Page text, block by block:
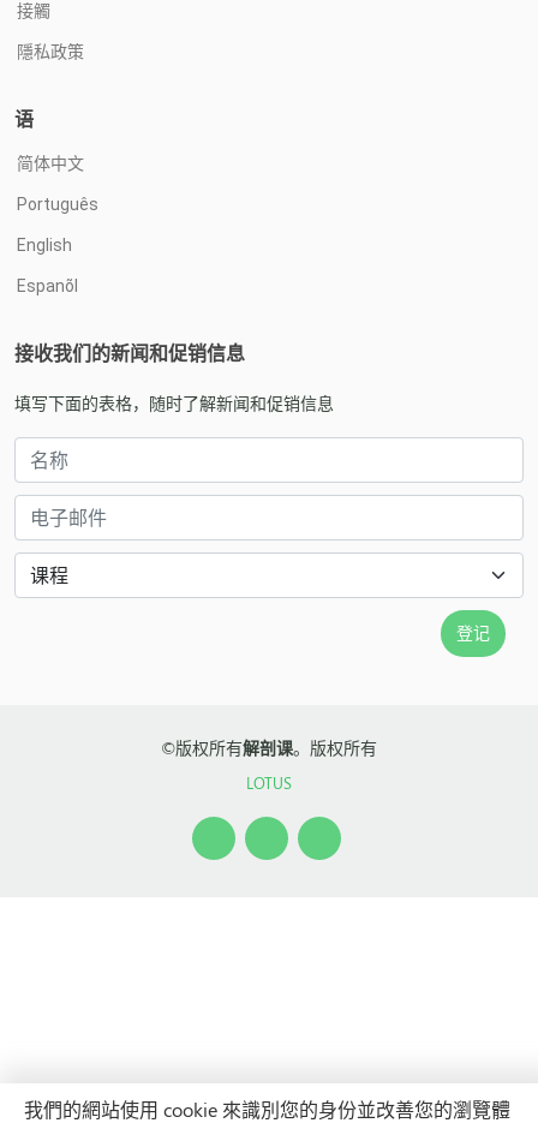
接觸
隱私政策
语
简体中文
Português
English
Espanõl
接收我们的新闻和促销信息
填写下面的表格，随时了解新闻和促销信息
©版权所有解剖课。版权所有
LOTUS
我們的網站使用 cookie 來識別您的身份並改善您的瀏覽體